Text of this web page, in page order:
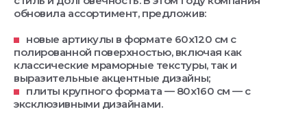
обновила ассортимент, предложив:
новые артикулы в формате 60x120 см с
полированной поверхностью, включая как
классические мраморные текстуры, так и
выразительные акцентные дизайны;
плиты крупного формата — 80x160 см — с
эксклюзивными дизайнами.